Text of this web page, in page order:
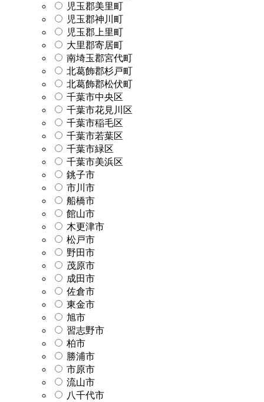
児玉郡美里町
児玉郡神川町
児玉郡上里町
大里郡寄居町
南埼玉郡宮代町
北葛飾郡杉戸町
北葛飾郡松伏町
千葉市中央区
千葉市花見川区
千葉市稲毛区
千葉市若葉区
千葉市緑区
千葉市美浜区
銚子市
市川市
船橋市
館山市
木更津市
松戸市
野田市
茂原市
成田市
佐倉市
東金市
旭市
習志野市
柏市
勝浦市
市原市
流山市
八千代市